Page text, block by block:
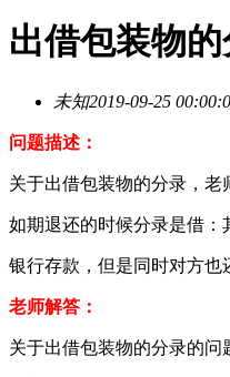
出借包装物
未知2019-09-25
问题描述：
关于出借包装物的分录，老
如期退还的时候分录是借：
银行存款，但是同时对方也
老师解答：
关于出借包装物的分录的问